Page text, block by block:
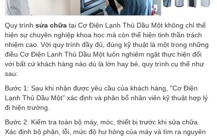
Quy trình sửa chữa tại Cơ Điện Lạnh Thủ Dầu Một không chỉ thể
hiện sự chuyên nghiệp khoa học mà còn thể hiện tinh thần trách
nhiệm cao. Với quy trình đầy đủ, đúng kỹ thuật là một trong những
điều Cơ Điện Lạnh Thủ Dầu Một luôn nghiêm ngặt thực hiện đối
với bất cứ khách hàng nào dù là lớn hay bé, quy trình cụ thể như
sau:
Bước 1: Sau khi nhận được yêu cầu của khách hàng, "Cơ Điện
Lạnh Thủ Dầu Một” xác định và phân bổ nhân viên kỹ thuật hợp lý
đi hiện trường.
Bước 2: Kiểm tra toàn bộ máy, móc, thiết bị trước khi sửa chữa.
Xác định bộ phận, lỗi, mức độ hư hỏng của máy và tìm ra nguyên